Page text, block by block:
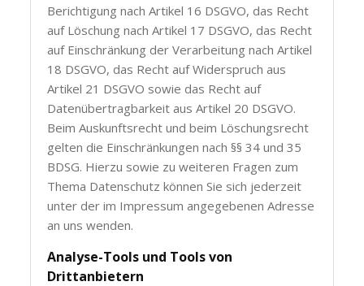
Berichtigung nach Artikel 16 DSGVO, das Recht
auf Löschung nach Artikel 17 DSGVO, das Recht
auf Einschränkung der Verarbeitung nach Artikel
18 DSGVO, das Recht auf Widerspruch aus
Artikel 21 DSGVO sowie das Recht auf
Datenübertragbarkeit aus Artikel 20 DSGVO.
Beim Auskunftsrecht und beim Löschungsrecht
gelten die Einschränkungen nach §§ 34 und 35
BDSG. Hierzu sowie zu weiteren Fragen zum
Thema Datenschutz können Sie sich jederzeit
unter der im Impressum angegebenen Adresse
an uns wenden.
Analyse-Tools und Tools von
Drittanbietern